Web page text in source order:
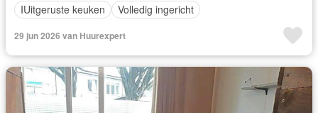
IUitgeruste keuken
Volledig ingericht
29 jun 2026 van Huurexpert